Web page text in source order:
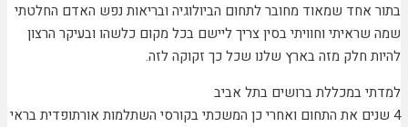
בתור אחד שמאוד מחובר לתחום הביולוגיה ובריאות נפש האדם החלטתי
שמה שראיתי וחוויתי בסין צריך ליישם בכל מקום כלשהו ובעיקר הרצון
להיות חלק מזה בארץ שלנו שכל כך זקוקה לזה.
למדתי במכללת ברושים בתל אביב
4 שנים את התחום ואחרי כן המשכתי בקורסי השתלמות אורתופדית בראי